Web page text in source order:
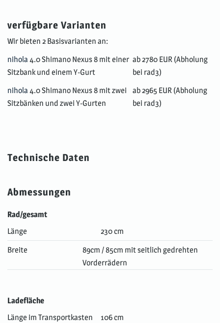
verfügbare Varianten
Wir bieten 2 Basisvarianten an:
nihola 4.0 Shimano Nexus 8 mit einer
Sitzbank und einem Y-Gurt
ab 2780 EUR (Abholung
bei rad3)
nihola 4.0 Shimano Nexus 8 mit zwei
Sitzbänken und zwei Y-Gurten
ab 2965 EUR (Abholung
bei rad3)
Technische Daten
Abmessungen
Rad/gesamt
Länge
230 cm
Breite
89cm / 85cm mit seitlich gedrehten
Vorderrädern
Ladefläche
Länge im Transportkasten
106 cm